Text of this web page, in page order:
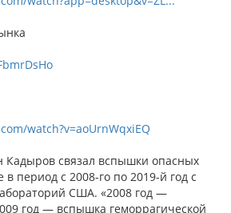
watch?v=aoUrnWqxiEQ
Кадыров связал вспышки опасных
период с 2008-го по 2019-й год с
США. «2008 год —
год — вспышка геморрагической